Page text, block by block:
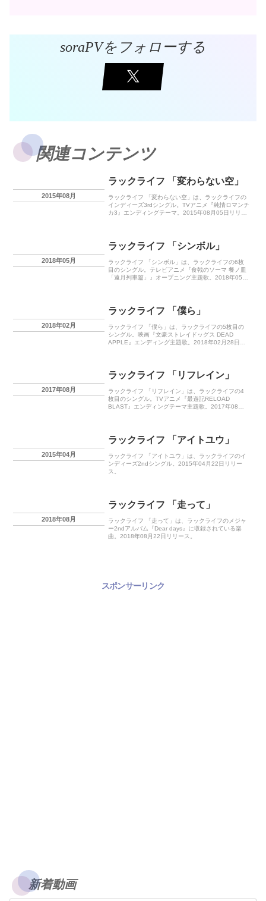
soraPVをフォローする
関連コンテンツ
2015年08月
ラックライフ 「変わらない空」
ラックライフ 「変わらない空」は、ラックライフの
インディーズ3rdシングル。TVアニメ『純情ロマンチ
カ3』エンディングテーマ。2015年08月05日リリー
2018年05月
ラックライフ 「シンボル」
ラックライフ 「シンボル」は、ラックライフの6枚
目のシングル。テレビアニメ『食戟のソーマ 餐ノ皿
「遠月列車篇」』オープニング主題歌。2018年05月
2018年02月
ラックライフ 「僕ら」
ラックライフ 「僕ら」は、ラックライフの5枚目の
シングル。映画『文豪ストレイドッグス DEAD
APPLE』エンディング主題歌。2018年02月28日リ
2017年08月
ラックライフ 「リフレイン」
ラックライフ 「リフレイン」は、ラックライフの4
枚目のシングル。TVアニメ『最遊記RELOAD
BLAST』エンディングテーマ主題歌。2017年08月
2015年04月
ラックライフ 「アイトユウ」
ラックライフ 「アイトユウ」は、ラックライフのイ
ンディーズ2ndシングル。2015年04月22日リリー
ス。
2018年08月
ラックライフ 「走って」
ラックライフ 「走って」は、ラックライフのメジャ
ー2ndアルバム『Dear days』に収録されている楽
曲。2018年08月22日リリース。
スポンサーリンク
新着動画